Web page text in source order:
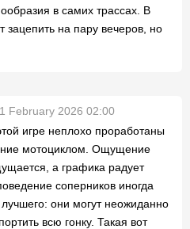
в самих трассах. В
зацепить на пару вечеров, но
February 2026 02:00
игре неплохо проработаны
мотоциклом. Ощущение
а графика радует
соперников иногда
они могут неожиданно
всю гонку. Такая вот